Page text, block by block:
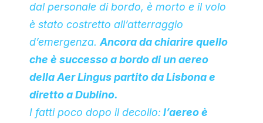
dal personale di bordo, è morto e il volo
è stato costretto all’atterraggio
d’emergenza.Ancora da chiarire quello
che è successo a bordo di un aereo
della Aer Lingus partito da Lisbona e
diretto a Dublino.
I fatti poco dopo il decollo: l’aereo è